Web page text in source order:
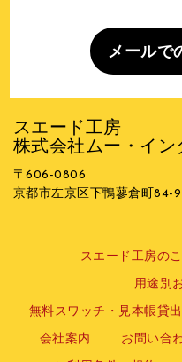
メールで
スエード工房
株式会社ムー・イン
〒606-0806
京都市左京区下鴨蓼倉町84-9
スエード工房の
用途別
無料スワッチ・見本帳貸
会社案内 お問い合